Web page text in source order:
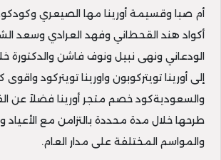
أم صبا وقسيمة أورينا مها الصيعري وكودكود
أكواد هند القحطاني وفهد العرادي وسعد
الودعاني ونهى نبيل ونوف فاشن والدكتورة
إلى أورينا تويتركوبون واورينا تويتركود
والسعوديةكود خصم متجر أورينا فضلاً عن
طرحها خلال مدة محددة بالتزامن مع الأعياد
والمواسم المختلفة على مدار العام.